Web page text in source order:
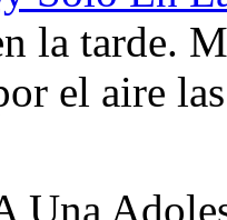
la tarde.
el aire
Una